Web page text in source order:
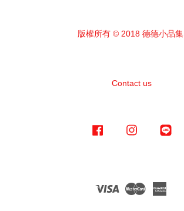
版權所有 © 2018 德德小品集.
Contact us
Facebook Instagram
Visa Master